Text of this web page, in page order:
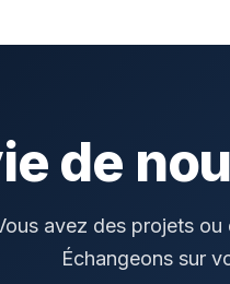
de
avez des projets
Échangeons sur